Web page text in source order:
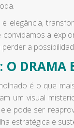
elegância,
a
a
DRAMA
é o que
um visual
ele pode ser
estratégica e